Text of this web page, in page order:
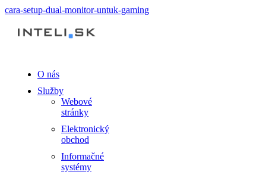
cara-setup-dual-monitor-untuk-gaming
O nás
Služby
Webové
stránky
Elektronický
obchod
Informačné
systémy